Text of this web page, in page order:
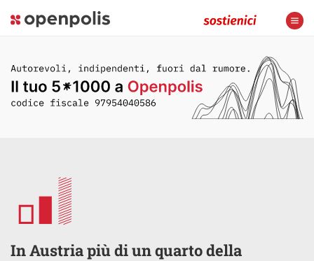
In Austria più di un quarto della